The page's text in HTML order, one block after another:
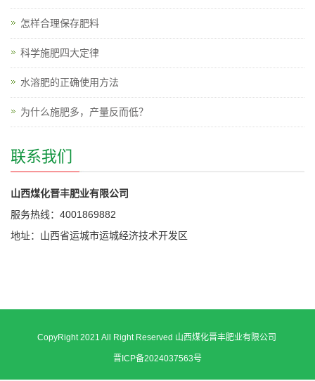
怎样合理保存肥料
科学施肥四大定律
水溶肥的正确使用方法
为什么施肥多，产量反而低？
联系我们
山西煤化晋丰肥业有限公司
服务热线：4001869882
地址：山西省运城市运城经济技术开发区
CopyRight 2021 All Right Reserved 山西煤化晋丰肥业有限公司
晋ICP备2024037563号